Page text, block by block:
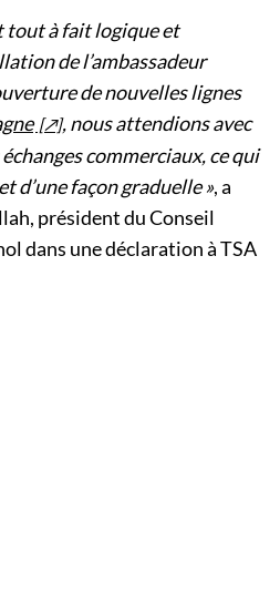
tout à fait logique et
de l’ambassadeur
de nouvelles lignes
, nous attendions avec
commerciaux, ce qui
d’une façon graduelle », a
président du Conseil
dans une déclaration à TSA